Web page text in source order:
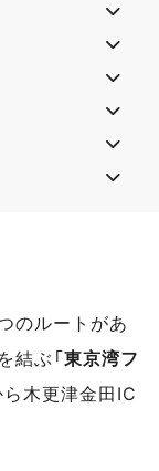
のルートがあ
結ぶ「東京湾フ
ら木更津金田IC